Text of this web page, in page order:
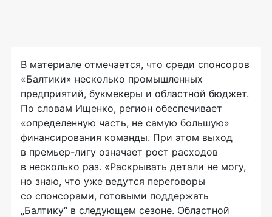
В материале отмечается, что среди спонсоров
«Балтики» несколько промышленных
предприятий, букмекеры и областной бюджет.
По словам Ищенко, регион обеспечивает
«определенную часть, не самую большую»
финансирования команды. При этом выход
в премьер-лигу означает рост расходов
в несколько раз. «Раскрывать детали не могу,
но знаю, что уже ведутся переговоры
со спонсорами, готовыми поддержать
„Балтику“ в следующем сезоне. Областной